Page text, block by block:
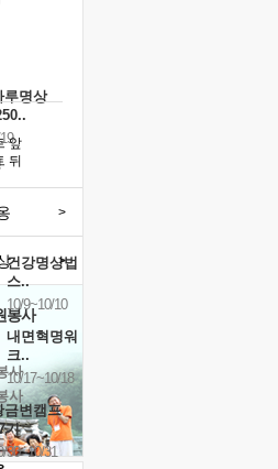
루명상
건강명상법
스..
10/9~10/10
내면혁명워
크..
10/17~10/18
금변캠프
기
30~10/31
>
>
봉사
사
사